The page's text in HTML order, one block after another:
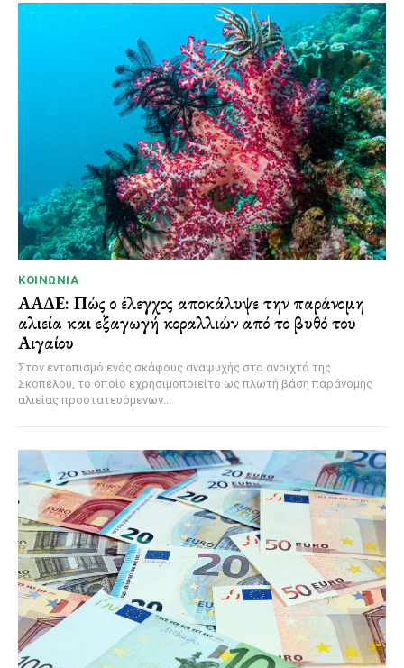
ΚΟΙΝΩΝΊΑ
ΑΑΔΕ: Πώς ο έλεγχος αποκάλυψε την παράνομη
αλιεία και εξαγωγή κοραλλιών από το βυθό του
Αιγαίου
Στον εντοπισμό ενός σκάφους αναψυχής στα ανοιχτά της
Σκοπέλου, το οποίο εχρησιμοποιείτο ως πλωτή βάση παράνομης
αλιείας προστατευόμενων...